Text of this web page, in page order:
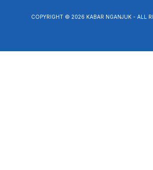
COPYRIGHT © 2026 KABAR NGANJUK - ALL